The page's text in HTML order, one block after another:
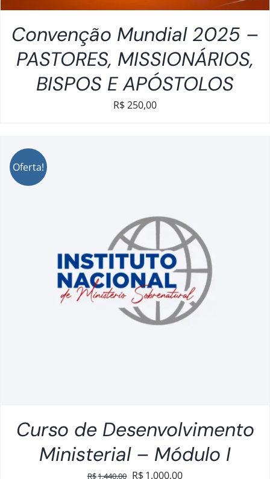
Convenção Mundial 2025 –
PASTORES, MISSIONÁRIOS,
BISPOS E APÓSTOLOS
R$250,00
Oferta!
Curso de Desenvolvimento
Ministerial – Módulo I
R$1.440,00 O
R$1.000,00O